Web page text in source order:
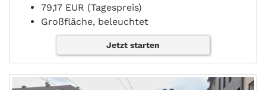
79,17 EUR (Tagespreis)
Großfläche, beleuchtet
Jetzt starten